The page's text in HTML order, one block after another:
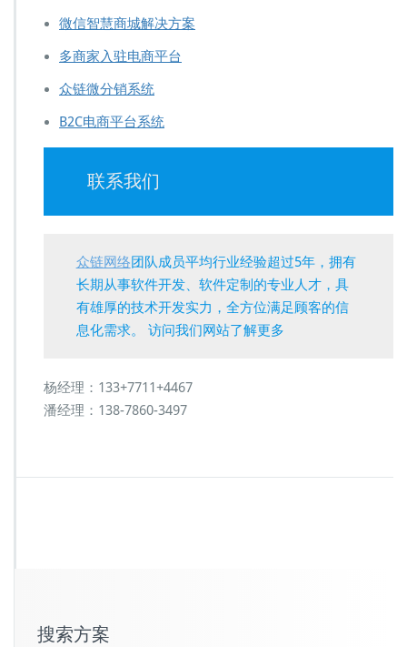
微信智慧商城解决方案
多商家入驻电商平台
众链微分销系统
B2C电商平台系统
联系我们
众链网络团队成员平均行业经验超过5年，拥有
长期从事软件开发、软件定制的专业人才，具
有雄厚的技术开发实力，全方位满足顾客的信
息化需求。 访问我们网站了解更多
杨经理：133+7711+4467
潘经理：138-7860-3497
搜索方案